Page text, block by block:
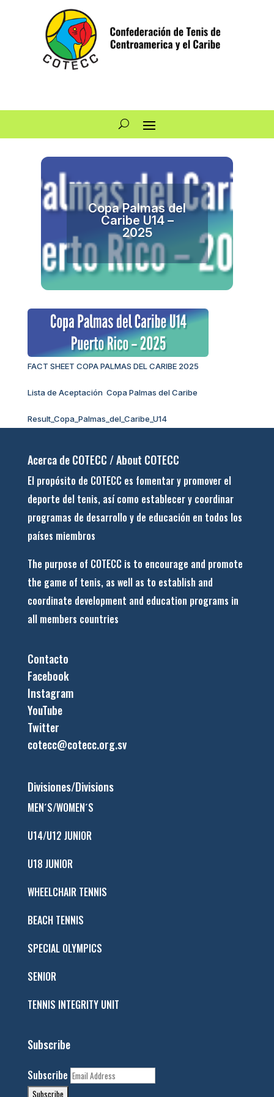
Copa Palmas del
Caribe U14 –
2025
FACT SHEET COPA PALMAS DEL CARIBE 2025
Lista de Aceptación Copa Palmas del Caribe
Result_Copa_Palmas_del_Caribe_U14
Acerca de COTECC / About COTECC
El propósito de COTECC es fomentar y promover el
deporte del tenis, así como establecer y coordinar
programas de desarrollo y de educación en todos los
países miembros
The purpose of COTECC is to encourage and promote
the game of tenis, as well as to establish and
coordinate development and education programs in
all members countries
Contacto
Facebook
Instagram
YouTube
Twitter
cotecc@cotecc.org.sv
Divisiones/Divisions
MEN´S/WOMEN´S
U14/U12 JUNIOR
U18 JUNIOR
WHEELCHAIR TENNIS
BEACH TENNIS
SPECIAL OLYMPICS
SENIOR
TENNIS INTEGRITY UNIT
Subscribe
Subscribe